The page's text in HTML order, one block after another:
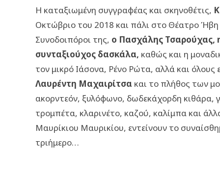
Η καταξιωμένη συγγραφέας και σκηνοθέτις,
Οκτώβριο του 2018 και πάλι στο Θέατρο
Συνοδοιπόροι της, ο Πασχάλης Τσαρούχας,
συνταξιούχος δασκάλα, καθώς και η
τον μικρό Ιάσονα, Ρένο Ρώτα, αλλά και
Λαυρέντη Μαχαιρίτσα και το πλήθος των
ακορντεόν, ξυλόφωνο, δωδεκάχορδη κιθάρα,
τρομπέτα, κλαρινέτο, καζού, καλίμπα και
Μαυρίκιου Μαυρικίου, εντείνουν το
τριήμερο…